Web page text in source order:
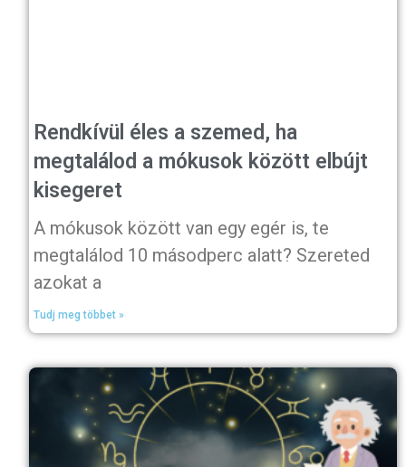
Rendkívül éles a szemed, ha
megtalálod a mókusok között elbújt
kisegeret
A mókusok között van egy egér is, te
megtalálod 10 másodperc alatt? Szereted
azokat a
Tudj meg többet »